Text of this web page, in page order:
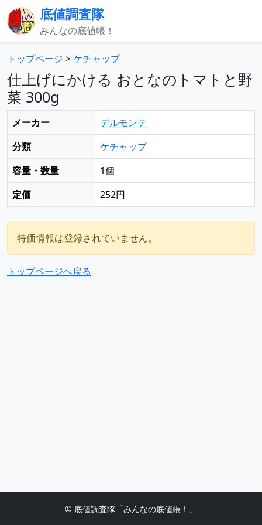
底値調査隊
みんなの底値帳！
トップページ >ケチャップ
仕上げにかける おとなのトマトと野
菜 300g
メーカー
デルモンテ
分類
ケチャップ
容量・数量
1個
定価
252円
特価情報は登録されていません。
トップページへ戻る
© 底値調査隊「みんなの底値帳！」